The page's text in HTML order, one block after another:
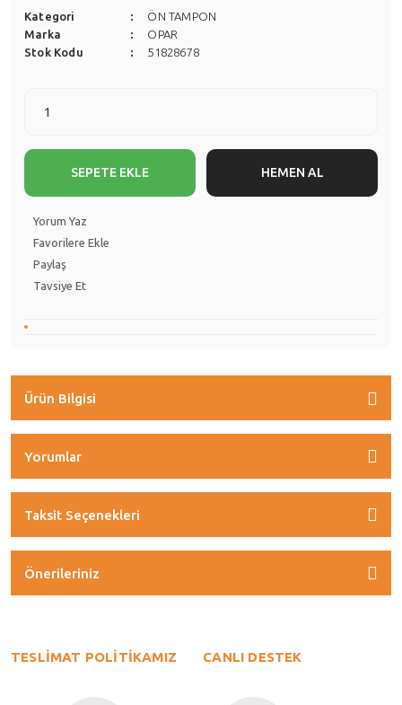
Kategori
ÖN TAMPON
Marka
OPAR
Stok Kodu
51828678
SEPETE EKLE HEMEN AL
Yorum Yaz
Paylaş
Tavsiye Et
Ürün Bilgisi
Yorumlar
Taksit Seçenekleri
Önerileriniz
TESLİMAT POLİTİKAMIZ CANLI DESTEK